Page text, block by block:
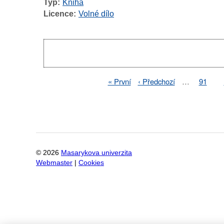
Typ
Kniha
Licence Volné dílo
First
« První
Previous
‹ Předchozí … Page
91
© 2026 Masarykova univerzita
Webmaster
Cookies